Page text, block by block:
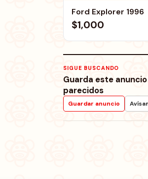
Ford Explorer 1996
$1,000
SIGUE BUSCANDO
Guarda este
parecidos
Guardar anuncio